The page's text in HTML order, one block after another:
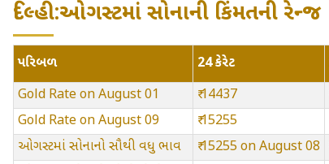
દિલ્હી:ઓગસ્ટમાં સોનાની કિંમતની રેન્જ
પરિબળ 24 કેરેટ
Gold Rate on August 01
₹ 14437
Gold Rate on August 09
₹ 15255
ઓગસ્ટમાં સોનાનો સૌથી વધુ ભાવ
₹ 15255 on August 08